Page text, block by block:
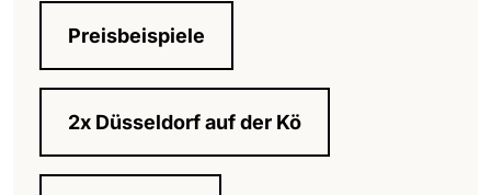
Preisbeispiele
2x Düsseldorf auf der Kö